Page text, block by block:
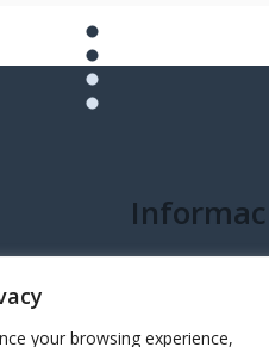
your browsing experience,